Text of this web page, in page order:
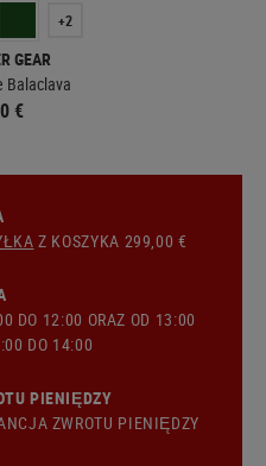
+2
GEAR
Balaclava
€
Z KOSZYKA 299,00 €
DO 12:00 ORAZ OD 13:00
DO 14:00
PIENIĘDZY
ZWROTU PIENIĘDZY